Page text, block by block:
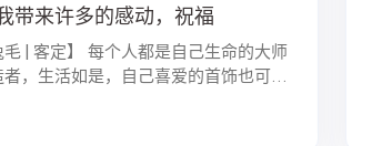
带来许多的感动，祝福
毛 | 客定】 每个人都是自己生命的大师
，生活如是，自己喜爱的首饰也可以
计！ 喜物从心，不评判，相信自己的
照顾好自己的好感觉，往往会有奇迹，